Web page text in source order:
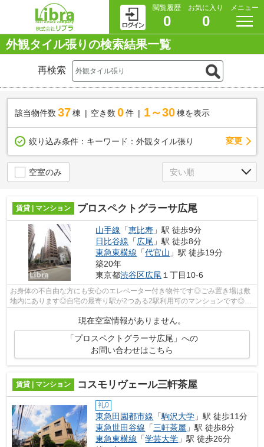
閲覧履歴
0
お気に入り
0
メニュー
外観タイル張りの検索結果一覧
再検索
該当物件数 37棟 空き数 0 件 1～30 棟を表示
絞り込み条件： キーワード：外観タイル張り 変更
空室のみ
賃貸 | マンション プロスペクトグラーサ広尾
山手線 「恵比寿 」駅 徒歩9分
日比谷線 「広尾 」駅 徒歩8分
東急東横線 「代官山 」駅 徒歩19分
築20年
東京都渋谷区広尾 １丁目10-6
お身体の不自由な方にも安心のエレベーター付き物件です◎ごみ置き場は敷
地内にあります◎自宅の最寄り駅が2つある2駅利用可のマンションです◎タ
現在空室情報がありません。
「プロスペクトグラーサ広尾」への
お問い合わせはこちら
賃貸 | マンション コスモリヴェール三軒茶屋
礼0
東急田園都市線 「駒沢大学 」駅 徒歩11分
東急世田谷線 「三軒茶屋 」駅 徒歩8分
東急東横線 「学芸大学 」駅 徒歩26分